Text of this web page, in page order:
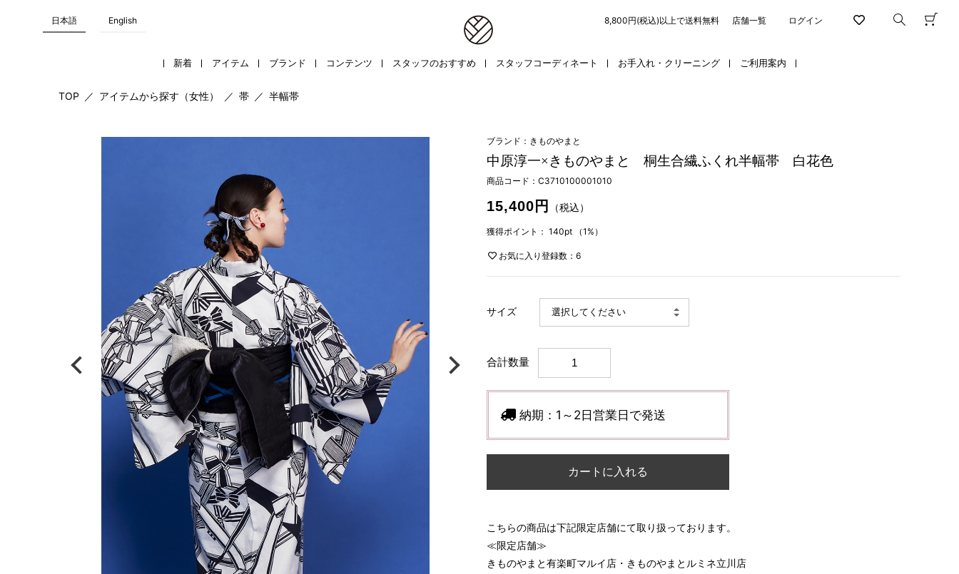
日本語 English ログイン
8,800円(税込)以上で送料無料 店舗一覧
新着 アイテム ブランド コンテンツ スタッフのおすすめ スタッフコーディネート お手入れ・クリーニング ご利用案内
TOP ／ アイテムから探す（女性） ／ 帯 ／ 半幅帯
ブランド：きものやまと
中原淳一×きものやまと 桐生合繊ふくれ半幅帯 白花色
商品コード： C3710100001010
15,400円 （税込）
獲得ポイント： 140pt （1%）
お気に入り登録数：6
サイズ
合計数量
納期： 1～2日営業日で発送
カートに入れる
こちらの商品は下記限定店舗にて取り扱っております。
≪限定店舗≫
きものやまと有楽町マルイ店・きものやまとルミネ立川店